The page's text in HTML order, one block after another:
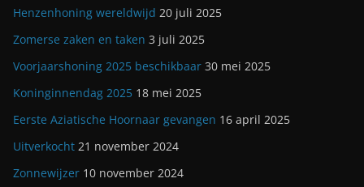
Henzenhoning wereldwijd 20 juli 2025
Zomerse zaken en taken 3 juli 2025
Voorjaarshoning 2025 beschikbaar 30 mei 2025
Koninginnendag 2025 18 mei 2025
Eerste Aziatische Hoornaar gevangen 16 april 2025
Uitverkocht 21 november 2024
Zonnewijzer 10 november 2024